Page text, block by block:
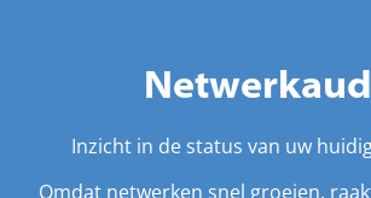
Inzicht in de status van uw
Omdat netwerken snel groeien,